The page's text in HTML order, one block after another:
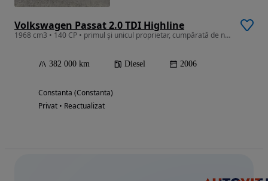
Volkswagen Passat 2.0 TDI Highline
1968 cm3 • 140 CP • primul şi unicul proprietar, cumpărată de nouă de la reprezentanţă
382 000 km Diesel 2006
Constanta (Constanta)
Privat • Reactualizat